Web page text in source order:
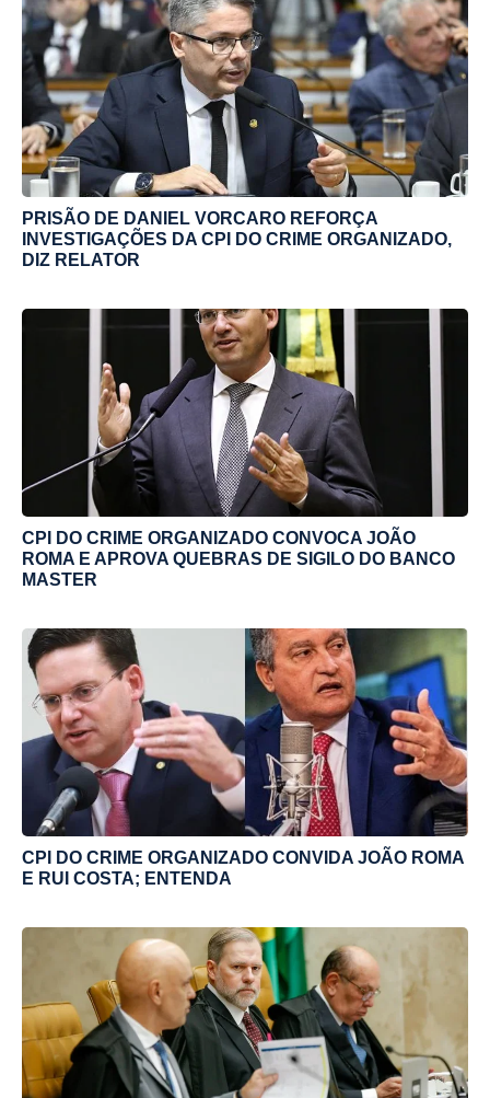
PRISÃO DE DANIEL VORCARO REFORÇA
INVESTIGAÇÕES DA CPI DO CRIME ORGANIZADO,
DIZ RELATOR
CPI DO CRIME ORGANIZADO CONVOCA JOÃO
ROMA E APROVA QUEBRAS DE SIGILO DO BANCO
MASTER
CPI DO CRIME ORGANIZADO CONVIDA JOÃO ROMA
E RUI COSTA; ENTENDA